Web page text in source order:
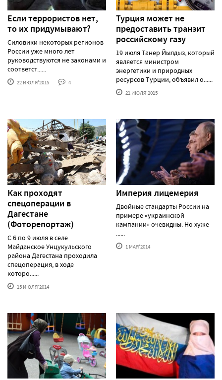
Если террористов нет,
то их придумывают?
Силовики некоторых регионов
России уже много лет
руководствуются не законами и
соответст......
22 ИЮЛЯ'2015 4
Турция может не
предоставить транзит
российскому газу
19 июля Танер Йылдыз, который
является министром
энергетики и природных
ресурсов Турции, объявил о......
21 ИЮЛЯ'2015
Как проходят
спецоперации в
Дагестане
(Фоторепортаж)
С 6 по 9 июля в селе
Майданское Унцукульского
района Дагестана проходила
спецоперация, в ходе
которо......
15 ИЮЛЯ'2014
Империя лицемерия
Двойные стандарты России на
примере «украинской
кампании» очевидны. Но хуже
1 МАЯ'2014